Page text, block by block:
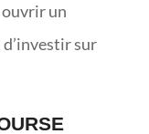
ouvrir un
sur